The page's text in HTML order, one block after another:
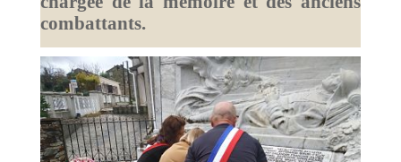
combattants.